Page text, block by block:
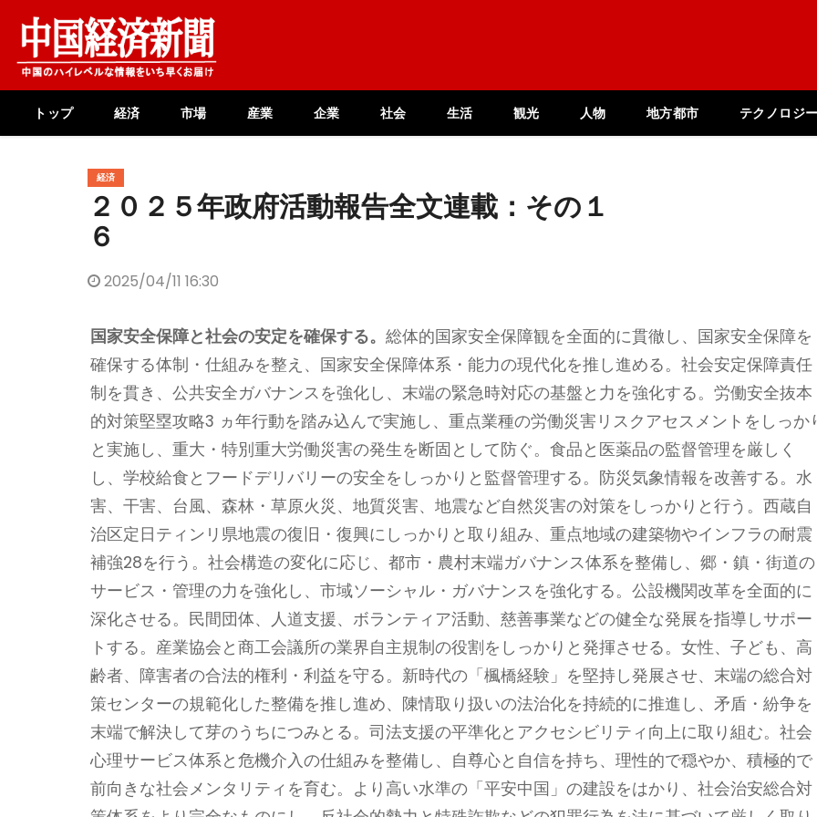
content
トップ 経済 市場 産業 企業 社会 生活 観光 人物 地方都市 テクノロジ
経済
２０２５年政府活動報告全文連載：その１
６
2025/04/11 16:30
国家安全保障と社会の安定を確保する。総体的国家安全保障観を全面的に貫徹し、国家安全保障を
確保する体制・仕組みを整え、国家安全保障体系・能力の現代化を推し進める。社会安定保障責任
制を貫き、公共安全ガバナンスを強化し、末端の緊急時対応の基盤と力を強化する。労働安全抜本
的対策堅塁攻略3 ヵ年行動を踏み込んで実施し、重点業種の労働災害リスクアセスメントをしっか
と実施し、重大・特別重大労働災害の発生を断固として防ぐ。食品と医薬品の監督管理を厳しく
し、学校給食とフードデリバリーの安全をしっかりと監督管理する。防災気象情報を改善する。水
害、干害、台風、森林・草原火災、地質災害、地震など自然災害の対策をしっかりと行う。西蔵自
治区定日ティンリ県地震の復旧・復興にしっかりと取り組み、重点地域の建築物やインフラの耐震
補強28を行う。社会構造の変化に応じ、都市・農村末端ガバナンス体系を整備し、郷・鎮・街道の
サービス・管理の力を強化し、市域ソーシャル・ガバナンスを強化する。公設機関改革を全面的に
深化させる。民間団体、人道支援、ボランティア活動、慈善事業などの健全な発展を指導しサポー
トする。産業協会と商工会議所の業界自主規制の役割をしっかりと発揮させる。女性、子ども、高
齢者、障害者の合法的権利・利益を守る。新時代の「楓橋経験」を堅持し発展させ、末端の総合対
策センターの規範化した整備を推し進め、陳情取り扱いの法治化を持続的に推進し、矛盾・紛争を
末端で解決して芽のうちにつみとる。司法支援の平準化とアクセシビリティ向上に取り組む。社会
心理サービス体系と危機介入の仕組みを整備し、自尊心と自信を持ち、理性的で穏やか、積極的で
前向きな社会メンタリティを育む。より高い水準の「平安中国」の建設をはかり、社会治安総合対